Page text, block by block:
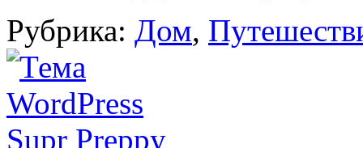
Рубрика: Дом,